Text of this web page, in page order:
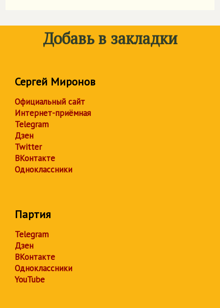
Добавь в закладки
Сергей Миронов
Официальный сайт
Интернет-приёмная
Telegram
Дзен
Twitter
ВКонтакте
Одноклассники
Партия
Telegram
Дзен
ВКонтакте
Одноклассники
YouTube